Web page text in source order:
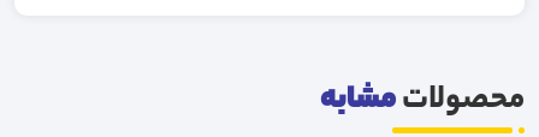
محصولاتمشابه